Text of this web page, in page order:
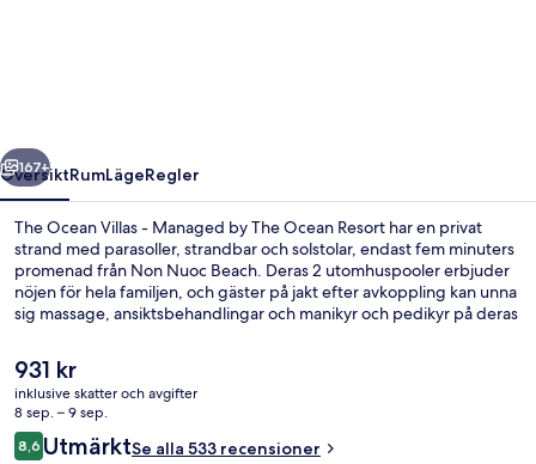
The
Ocean
Resort
Nästa
167+
ÖversiktRumLägeRegler
The Ocean Villas - Managed by The Ocean Resort har en privat
strand med parasoller, strandbar och solstolar, endast fem minuters
promenad från Non Nuoc Beach. Deras 2 utomhuspooler erbjuder
nöjen för hela familjen, och gäster på jakt efter avkoppling kan unna
sig massage, ansiktsbehandlingar och manikyr och pedikyr på deras
frukost, lunch och middag. Gäster på denna resort i lyxstil får
tillgång till en bar vid poolen och ett fitnesscenter, och i samtliga
rum finns kylskåp och mikrovågsugnar.
Det
nuvarande
priset
är
931 kr
931 kr
inklusive skatter och avgifter
8 sep. – 9 sep.
Recensioner
8,68,6 av 10,
UtmärktSe alla 533 recensioner